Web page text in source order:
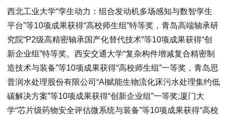
西北工业大学“孪生动力：组合发动机多场感知与数智孪生
平台”等10项成果获得“高校师生组”特等奖，青岛高端轴承研
究院“P2级高精密轴承国产化替代技术”等10项成果获得“创
新企业组”特等奖。西安交通大学“复杂构件增减复合精密制
造技术与装备”等10项成果获得“高校师生组”一等奖，青岛思
普润水处理股份有限公司“AI赋能生物流化床污水处理集约低
碳解决方案”等10项成果获得“创新企业组”一等奖;厦门大
学“芯片级药物安全评估微系统与装备”等10项成果获得“高校